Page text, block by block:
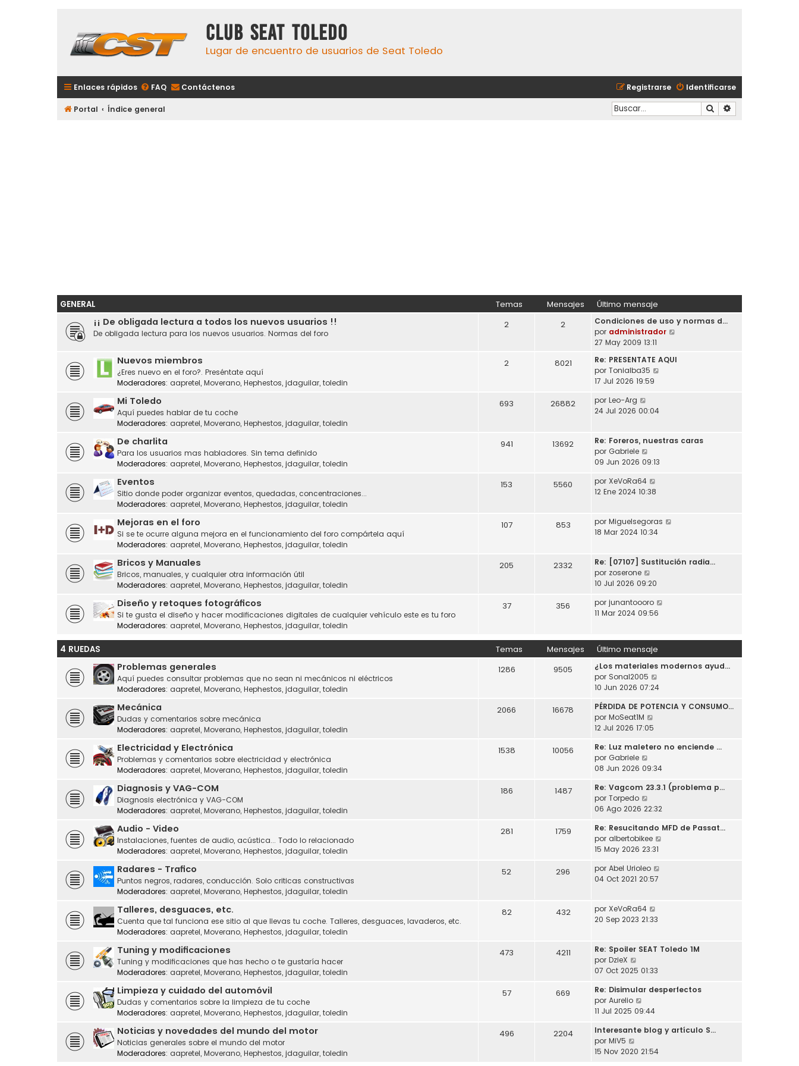
Club Seat Toledo
Lugar de encuentro de usuarios de Seat Toledo
Enlaces rápidos FAQ Contáctenos Identificarse
Registrarse
Portal Índice general Buscar
GENERAL Temas Mensajes Último mensaje
¡¡ De obligada lectura a todos los nuevos usuarios !!
De obligada lectura para los nuevos usuarios. Normas del foro
2 2
Condiciones de uso y normas d…
por administrador
ú
e
27 May 2009 13:11
Nuevos miembros
¿Eres nuevo en el foro?. Preséntate aquí
Moderadores: aapretel, Moverano, Hephestos, jdaguilar, toledin
2 8021
Re: PRESENTATE AQUI
por Tonialba35
m
j
17 Jul 2026 19:59
Mi Toledo
Aquí puedes hablar de tu coche
Moderadores: aapretel, Moverano, Hephestos, jdaguilar, toledin
693 26882 por Leo-Arg
e
l
t
i
o
m
s
e
24 Jul 2026 00:04
De charlita
Para los usuarios mas habladores. Sin tema definido
Moderadores: aapretel, Moverano, Hephestos, jdaguilar, toledin
941 13692
Re: Foreros, nuestras caras
por Gabriele
e
ú
l
m
o
n
s
j
e
09 Jun 2026 09:13
Eventos
Sitio donde poder organizar eventos, quedadas, concentraciones...
Moderadores: aapretel, Moverano, Hephestos, jdaguilar, toledin
153 5560 por XeVoRa64
l
t
o
e
n
s
e
12 Ene 2024 10:38
Mejoras en el foro
Si se te ocurre alguna mejora en el funcionamiento del foro compártela aquí
Moderadores: aapretel, Moverano, Hephestos, jdaguilar, toledin
107 853 por Miguelsegoras
l
n
a
j
18 Mar 2024 10:34
Bricos y Manuales
Bricos, manuales, y cualquier otra información útil
Moderadores: aapretel, Moverano, Hephestos, jdaguilar, toledin
205 2332
Re: [07107] Sustitución radia…
por zoserone
e
ú
l
m
o
m
e
n
a
j
e
10 Jul 2026 09:20
Diseño y retoques fotográficos
Si te gusta el diseño y hacer modificaciones digitales de cualquier vehículo este es tu foro
Moderadores: aapretel, Moverano, Hephestos, jdaguilar, toledin
37 356 por junantoooro
t
i
e
j
11 Mar 2024 09:56
4 RUEDAS Temas Mensajes Último mensaje
Problemas generales
Aquí puedes consultar problemas que no sean ni mecánicos ni eléctricos
Moderadores: aapretel, Moverano, Hephestos, jdaguilar, toledin
1286 9505
¿Los materiales modernos ayud…
por Sonal2005
e
ú
m
m
e
s
j
e
10 Jun 2026 07:24
Mecánica
Dudas y comentarios sobre mecánica
Moderadores: aapretel, Moverano, Hephestos, jdaguilar, toledin
2066 16678
PÉRDIDA DE POTENCIA Y CONSUMO…
por MoSeat1M
ú
t
m
m
n
s
j
e
12 Jul 2026 17:05
Electricidad y Electrónica
Problemas y comentarios sobre electricidad y electrónica
Moderadores: aapretel, Moverano, Hephestos, jdaguilar, toledin
1538 10056
Re: Luz maletero no enciende …
por Gabriele
e
ú
t
m
o
m
n
j
e
08 Jun 2026 09:34
Diagnosis y VAG-COM
Diagnosis electrónica y VAG-COM
Moderadores: aapretel, Moverano, Hephestos, jdaguilar, toledin
186 1487
Re: Vagcom 23.3.1 (problema p…
por Torpedo
e
ú
l
t
m
o
e
n
j
06 Ago 2026 22:32
Audio - Video
Instalaciones, fuentes de audio, acústica... Todo lo relacionado
Moderadores: aapretel, Moverano, Hephestos, jdaguilar, toledin
281 1759
Re: Resucitando MFD de Passat…
por albertobikee
e
j
15 May 2026 23:31
Radares - Trafico
Puntos negros, radares, conducción. Solo criticas constructivas
Moderadores: aapretel, Moverano, Hephestos, jdaguilar, toledin
52 296 por Abel Urioleo
o
s
e
04 Oct 2021 20:57
Talleres, desguaces, etc.
Cuenta que tal funciona ese sitio al que llevas tu coche. Talleres, desguaces, lavaderos, etc.
Moderadores: aapretel, Moverano, Hephestos, jdaguilar, toledin
82 432 por XeVoRa64
e
l
i
o
s
a
20 Sep 2023 21:33
Tuning y modificaciones
Tuning y modificaciones que has hecho o te gustaría hacer
Moderadores: aapretel, Moverano, Hephestos, jdaguilar, toledin
473 4211
Re: Spoiler SEAT Toledo 1M
por DzieX
e
ú
l
t
m
m
07 Oct 2025 01:33
Limpieza y cuidado del automóvil
Dudas y comentarios sobre la limpieza de tu coche
Moderadores: aapretel, Moverano, Hephestos, jdaguilar, toledin
57 669
Re: Disimular desperfectos
por Aurelio
e
ú
t
11 Jul 2025 09:44
Noticias y novedades del mundo del motor
Noticias generales sobre el mundo del motor
Moderadores: aapretel, Moverano, Hephestos, jdaguilar, toledin
496 2204
Interesante blog y artículo S…
por MiV5
e
15 Nov 2020 21:54